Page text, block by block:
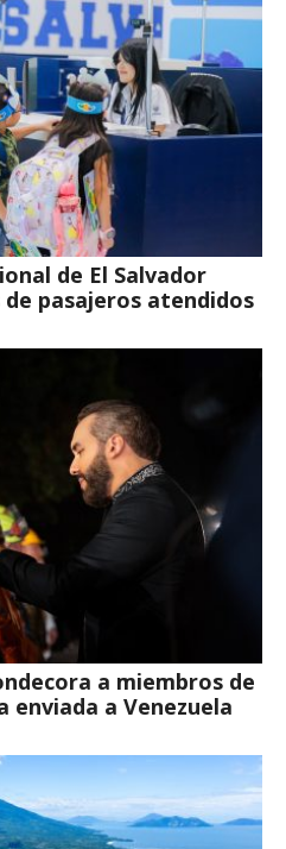
de El Salvador
pasajeros atendidos
a miembros de
a Venezuela